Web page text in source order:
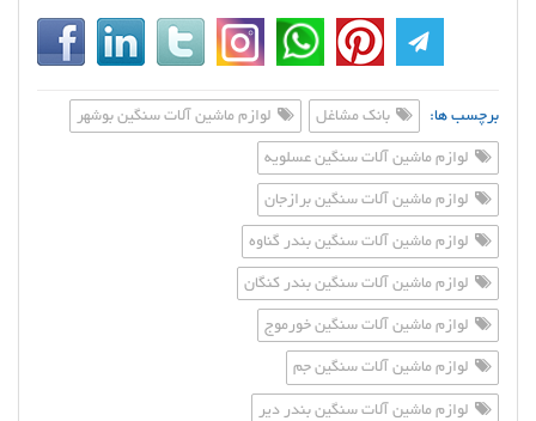
برچسب ها: بانک مشاغل لوازم ماشین آلات سنگین بوشهر
لوازم ماشین آلات سنگین عسلویه
لوازم ماشین آلات سنگین برازجان
لوازم ماشین آلات سنگین بندر گناوه
لوازم ماشین آلات سنگین بندر کنگان
لوازم ماشین آلات سنگین خورموج
لوازم ماشین آلات سنگین جم
لوازم ماشین آلات سنگین بندر دیر